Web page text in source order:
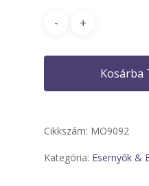
Kosárba
Cikkszám: MO9092
Kategória: Esernyők &